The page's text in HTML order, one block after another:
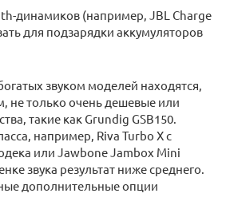
динамиков (например, JBL Charge
для подзарядки аккумуляторов
звуком моделей находятся,
не только очень дешевые или
такие как Grundig GSB150.
например, Riva Turbo X с
или Jawbone Jambox Mini
звука результат ниже среднего.
дополнительные опции